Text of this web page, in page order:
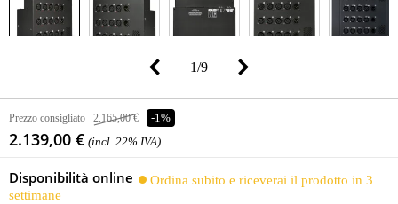
1/9
Prezzo consigliato 2.165,00 € -1%
2.139,00 € (incl. 22% IVA)
Disponibilità online
Ordina subito e riceverai il prodotto in 3
settimane